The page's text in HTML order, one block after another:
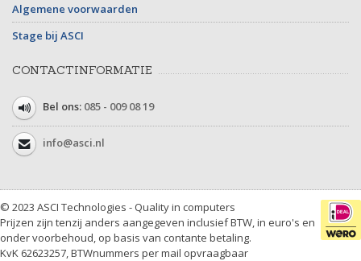
Algemene voorwaarden
Stage bij ASCI
CONTACTINFORMATIE
Bel ons: 085 - 009 08 19
info@asci.nl
© 2023 ASCI Technologies - Quality in computers
Prijzen zijn tenzij anders aangegeven inclusief BTW, in euro's en
onder voorbehoud, op basis van contante betaling.
KvK 62623257, BTWnummers per mail opvraagbaar